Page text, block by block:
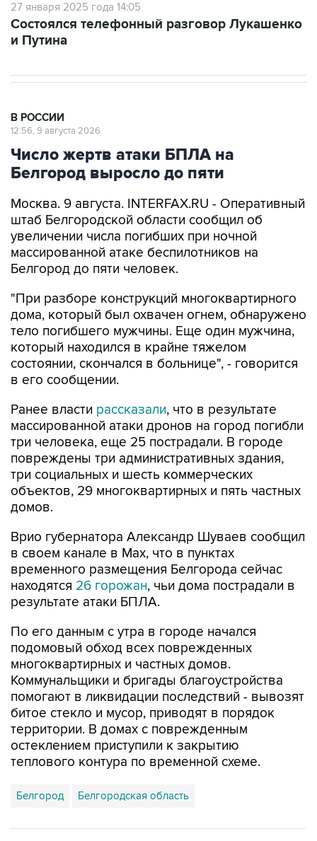
27 января 2025 года 14:05
Состоялся телефонный разговор Лукашенко
и Путина
В РОССИИ
12:56, 9 августа 2026
Число жертв атаки БПЛА на
Белгород выросло до пяти
Москва. 9 августа. INTERFAX.RU - Оперативный
штаб Белгородской области сообщил об
увеличении числа погибших при ночной
массированной атаке беспилотников на
Белгород до пяти человек.
"При разборе конструкций многоквартирного
дома, который был охвачен огнем, обнаружено
тело погибшего мужчины. Еще один мужчина,
который находился в крайне тяжелом
состоянии, скончался в больнице", - говорится
в его сообщении.
Ранее власти рассказали, что в результате
массированной атаки дронов на город погибли
три человека, еще 25 пострадали. В городе
повреждены три административных здания,
три социальных и шесть коммерческих
объектов, 29 многоквартирных и пять частных
домов.
Врио губернатора Александр Шуваев сообщил
в своем канале в Мах, что в пунктах
временного размещения Белгорода сейчас
находятся 26 горожан, чьи дома пострадали в
результате атаки БПЛА.
По его данным с утра в городе начался
подомовый обход всех поврежденных
многоквартирных и частных домов.
Коммунальщики и бригады благоустройства
помогают в ликвидации последствий - вывозят
битое стекло и мусор, приводят в порядок
территории. В домах с поврежденным
остеклением приступили к закрытию
теплового контура по временной схеме.
Белгород Белгородская область